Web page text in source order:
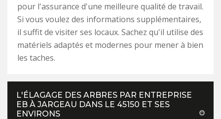
pour l'assurance d'une meilleure qualité de travail.
Si vous voulez des informations supplémentaires,
il suffit de visiter ses locaux. Sachez qu'il utilise des
matériels adaptés et modernes pour mener à bien
les taches.
L'ÉLAGAGE DES ARBRES PAR ENTREPRISE
EB À JARGEAU DANS LE 45150 ET SES
ENVIRONS